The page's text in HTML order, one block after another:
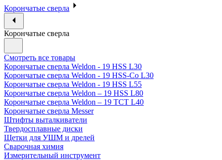
Корончатые сверла
Корончатые сверла
Смотреть все товары
Корончатые сверла Weldon - 19 HSS L30
Корончатые сверла Weldon - 19 HSS-Co L30
Корончатые сверла Weldon - 19 HSS L55
Корончатые сверла Weldon – 19 HSS L80
Корончатые сверла Weldon – 19 TCT L40
Корончатые сверла Messer
Штифты выталкиватели
Твердосплавные диски
Щетки для УШМ и дрелей
Сварочная химия
Измерительный инструмент